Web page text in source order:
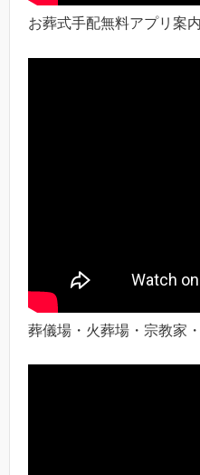
お葬式手配無料アプリ案
葬儀場・火葬場・宗教家